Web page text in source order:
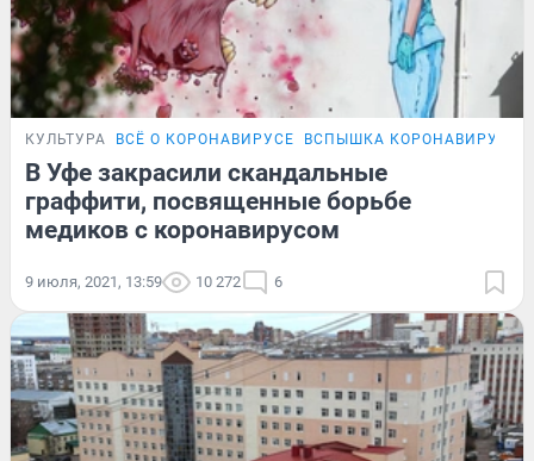
КУЛЬТУРА ВСЁ О КОРОНАВИРУСЕ ВСПЫШКА КОРОНАВИРУСА
В Уфе закрасили скандальные
граффити, посвященные борьбе
медиков с коронавирусом
9 июля, 2021, 13:59 10 272 6